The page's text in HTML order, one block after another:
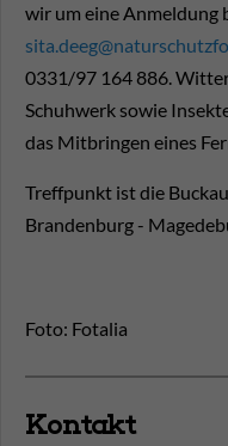
wir um eine Anmeldung
0331/97 164 886.
Schuhwerk sowie
das Mitbringen eines
Treffpunkt ist die
Brandenburg -
Foto: Fotalia
Kontakt